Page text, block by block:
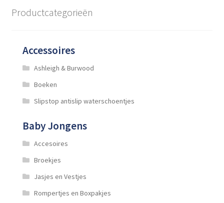
Productcategorieën
Accessoires
Ashleigh & Burwood
Boeken
Slipstop antislip waterschoentjes
Baby Jongens
Accesoires
Broekjes
Jasjes en Vestjes
Rompertjes en Boxpakjes